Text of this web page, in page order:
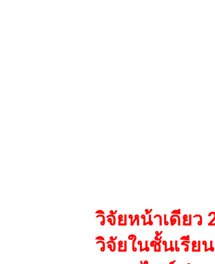
วิจัยหน้าเดียว
วิจัยในชั้นเรีย